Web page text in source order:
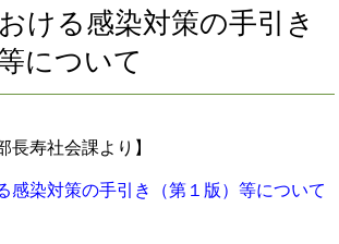
ける感染対策の手引き
について
長寿社会課より】
感染対策の手引き（第１版）等について